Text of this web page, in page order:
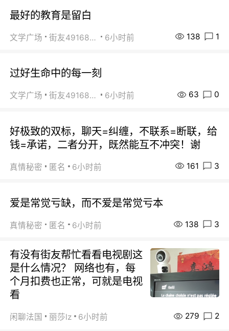
最好的教育是留白
文学广场 街友49168527 6小时前 138 1
过好生命中的每一刻
文学广场 街友49168527 6小时前 63 0
好极致的双标，聊天=纠缠，不联系=断联，给
钱=承诺，二者分开，既然能互不冲突！谢
真情秘密 匿名 6小时前 161 3
爱是常觉亏缺，而不爱是常觉亏本
真情秘密 匿名 6小时前 138 3
有没有街友帮忙看看电视剧这
是什么情况？ 网络也有，每
个月扣费也正常，可就是电视
看
闲聊法国 丽莎lz 6小时前 279 2